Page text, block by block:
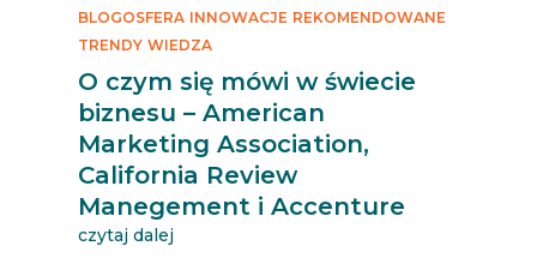
O czym się mówi w świecie
biznesu – American
Marketing Association,
California Review
Manegement i Accenture
BLOGOSFERA INNOWACJE REKOMENDOWANE
TRENDY WIEDZA
czytaj dalej